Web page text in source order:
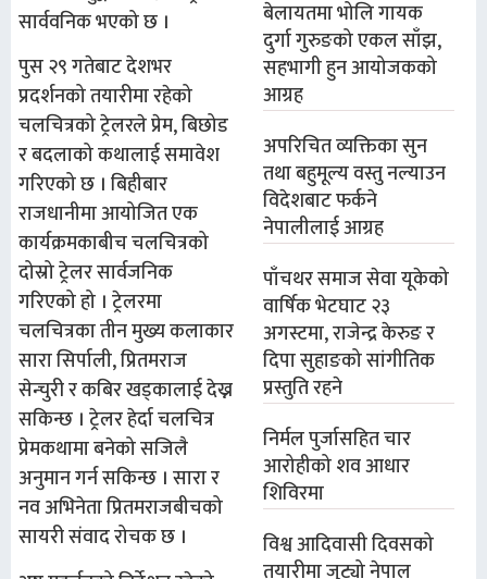
सार्ववनिक भएको छ ।
पुस २९ गतेबाट देशभर
प्रदर्शनको तयारीमा रहेको
चलचित्रको ट्रेलरले प्रेम, बिछोड
र बदलाको कथालाई समावेश
गरिएको छ । बिहीबार
राजधानीमा आयोजित एक
कार्यक्रमकाबीच चलचित्रको
दोस्रो ट्रेलर सार्वजनिक
गरिएको हो । ट्रेलरमा
चलचित्रका तीन मुख्य कलाकार
सारा सिर्पाली, प्रितमराज
सेन्चुरी र कबिर खड्कालाई देख्न
सकिन्छ । ट्रेलर हेर्दा चलचित्र
प्रेमकथामा बनेको सजिलै
अनुमान गर्न सकिन्छ । सारा र
नव अभिनेता प्रितमराजबीचको
सायरी संवाद रोचक छ ।
बेलायतमा भोलि गायक
दुर्गा गुरुङको एकल साँझ,
सहभागी हुन आयोजकको
आग्रह
अपरिचित व्यक्तिका सुन
तथा बहुमूल्य वस्तु नल्याउन
विदेशबाट फर्कने
नेपालीलाई आग्रह
पाँचथर समाज सेवा यूकेको
वार्षिक भेटघाट २३
अगस्टमा, राजेन्द्र केरुङ र
दिपा सुहाङको सांगीतिक
प्रस्तुति रहने
निर्मल पुर्जासहित चार
आरोहीको शव आधार
शिविरमा
विश्व आदिवासी दिवसको